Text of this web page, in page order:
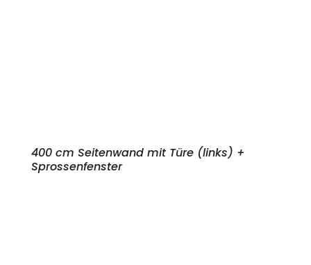
400 cm Seitenwand mit Türe (links) +
Sprossenfenster